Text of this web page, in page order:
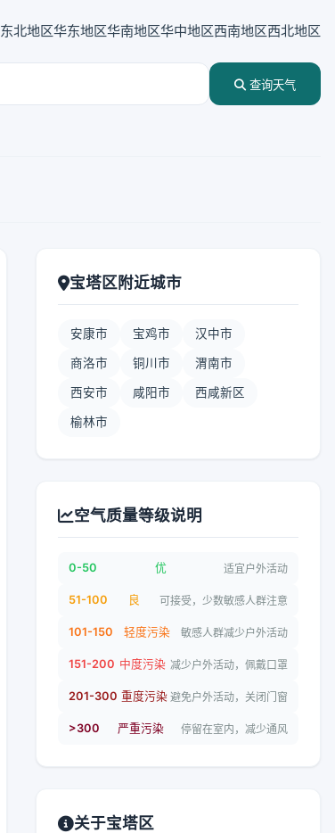
东北地区华东地区华南地区华中地区西南地区西北地区
查询天气
宝塔区附近城市
安康市 宝鸡市 汉中市
商洛市 铜川市 渭南市
西安市 咸阳市 西咸新区
榆林市
空气质量等级说明
0-50 优 适宜户外活动
51-100 良 可接受，少数敏感人群注意
101-150 轻度污染 敏感人群减少户外活动
151-200 中度污染 减少户外活动，佩戴口罩
201-300 重度污染 避免户外活动，关闭门窗
>300 严重污染 停留在室内，减少通风
关于宝塔区